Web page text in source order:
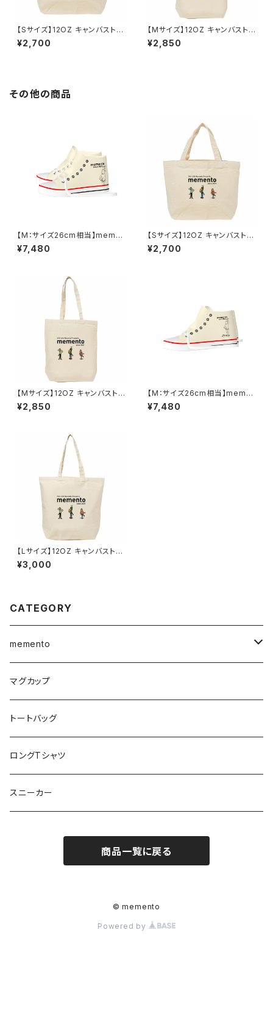
【Sサイズ】12OZ キャンバストー
トバッグ ３体イラスト mement
o
¥2,700
【Mサイズ】12OZ キャンバスト
ートバッグ ３体イラスト meme
nto
¥2,850
その他の商品
【M：サイズ26cm相当】meme
ntoメンズスニーカー 半身
¥7,480
【Sサイズ】12OZ キャンバストー
トバッグ ３体イラスト mement
o
¥2,700
【Mサイズ】12OZ キャンバスト
ートバッグ ３体イラスト meme
nto
¥2,850
【M：サイズ26cm相当】meme
ntoメンズスニーカー 全身
¥7,480
【Lサイズ】12OZ キャンバストー
トバッグ ３体イラスト mement
o
¥3,000
CATEGORY
memento
マグカップ
マグカップ
トートバッグ
ロングTシャツ
スニーカー
商品一覧に戻る
© memento
Powered by